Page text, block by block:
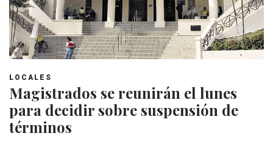
LOCALES
Magistrados se reunirán el lunes
para decidir sobre suspensión de
términos